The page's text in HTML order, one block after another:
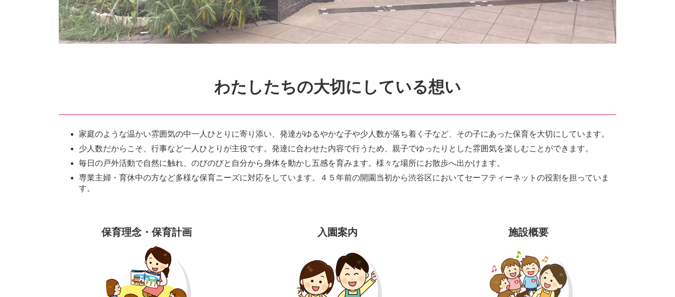
わたしたちの大切にしている想い
家庭のような温かい雰囲気の中一人ひとりに寄り添い、発達がゆるやかな子や少人数が落ち着く子など、その子にあった保育を大切にしています。
少人数だからこそ、行事など一人ひとりが主役です。発達に合わせた内容で行うため、親子でゆったりとした雰囲気を楽しむことができます。
毎日の戸外活動で自然に触れ、のびのびと自分から身体を動かし五感を育みます。様々な場所にお散歩へ出かけます。
専業主婦・育休中の方など多様な保育ニーズに対応をしています。４５年前の開園当初から渋谷区においてセーフティーネットの役割を担っていま
す。
保育理念・保育計画 入園案内 施設概要